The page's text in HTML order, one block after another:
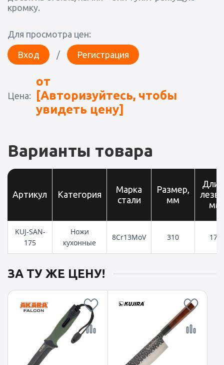
кромку.
Для просмотра цен:
Вход / Регистрация
Цена:
от
[Авторизуйтесь, чтобы
увидеть цену]
Варианты товара
Артикул Категория
Марка
стали
Размер,
мм
мм
KUJ-SAN-
175
Ножи
кухонные
8Cr13MoV 310 175
ЗА ТУ ЖЕ ЦЕНУ!